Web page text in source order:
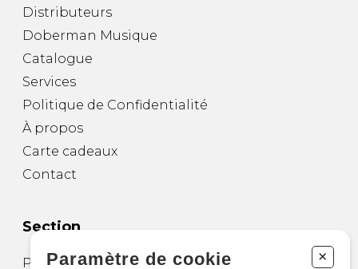
Distributeurs
Doberman Musique
Catalogue
Services
Politique de Confidentialité
À propos
Carte cadeaux
Contact
Section
Partitions pour guitare
Paramètre de cookie +